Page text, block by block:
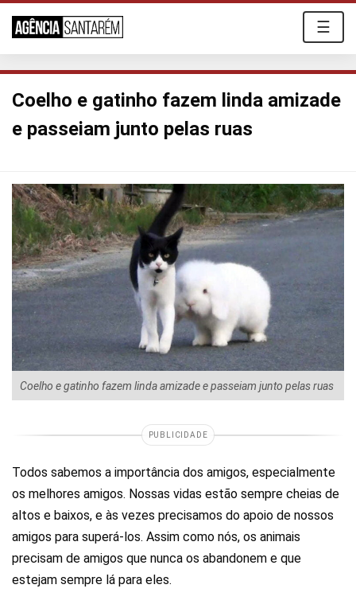
☰
Coelho e gatinho fazem linda amizade
e passeiam junto pelas ruas
Coelho e gatinho fazem linda amizade e passeiam junto pelas ruas
PUBLICIDADE
Todos sabemos a importância dos amigos, especialmente
os melhores amigos. Nossas vidas estão sempre cheias de
altos e baixos, e às vezes precisamos do apoio de nossos
amigos para superá-los. Assim como nós, os animais
precisam de amigos que nunca os abandonem e que
estejam sempre lá para eles.